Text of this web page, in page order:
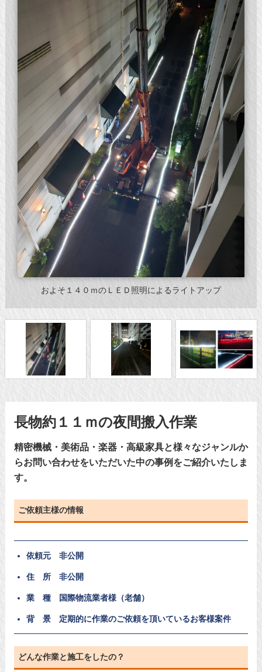
およそ１４０ｍのＬＥＤ照明によるライトアップ
長物約１１ｍの夜間搬入作業
精密機械・美術品・楽器・高級家具と様々なジャンルか
らお問い合わせをいただいた中の事例をご紹介いたしま
す。
ご依頼主様の情報
依頼元 非公開
住 所 非公開
業 種 国際物流業者様（老舗）
背 景 定期的に作業のご依頼を頂いているお客様案件
どんな作業と施工をしたの？